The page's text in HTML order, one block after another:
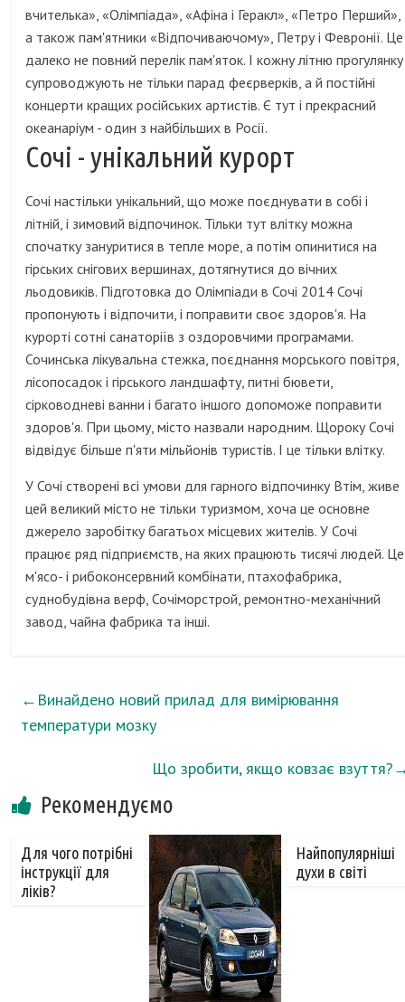
вчителька», «Олімпіада», «Афіна і Геракл», «Петро Перший»,
а також пам'ятники «Відпочиваючому», Петру і Февронії. Це
далеко не повний перелік пам'яток. І кожну літню прогулянку
супроводжують не тільки парад феєрверків, а й постійні
концерти кращих російських артистів. Є тут і прекрасний
океанаріум - один з найбільших в Росії.
Сочі - унікальний курорт
Сочі настільки унікальний, що може поєднувати в собі і
літній, і зимовий відпочинок. Тільки тут влітку можна
спочатку зануритися в тепле море, а потім опинитися на
гірських снігових вершинах, дотягнутися до вічних
льодовиків. Підготовка до Олімпіади в Сочі 2014 Сочі
пропонують і відпочити, і поправити своє здоров'я. На
курорті сотні санаторіїв з оздоровчими програмами.
Сочинська лікувальна стежка, поєднання морського повітря,
лісопосадок і гірського ландшафту, питні бювети,
сірководневі ванни і багато іншого допоможе поправити
здоров'я. При цьому, місто назвали народним. Щороку Сочі
відвідує більше п'яти мільйонів туристів. І це тільки влітку.
У Сочі створені всі умови для гарного відпочинку Втім, живе
цей великий місто не тільки туризмом, хоча це основне
джерело заробітку багатьох місцевих жителів. У Сочі
працює ряд підприємств, на яких працюють тисячі людей. Це
м'ясо- і рибоконсервний комбінати, птахофабрика,
суднобудівна верф, Сочіморстрой, ремонтно-механічний
завод, чайна фабрика та інші.
← Винайдено новий прилад для вимірювання
температури мозку
Що зробити, якщо ковзає взуття?
Рекомендуємо
Для чого потрібні
інструкції для
ліків?
Найпопулярніші
духи в світі